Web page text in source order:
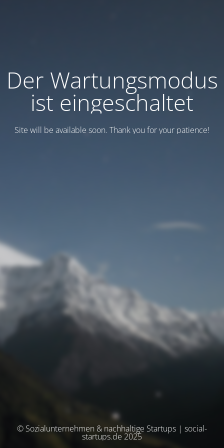
Der Wartungsmodus
ist eingeschaltet
Site will be available soon. Thank you for your patience!
© Sozialunternehmen & nachhaltige Startups | social-
startups.de 2025